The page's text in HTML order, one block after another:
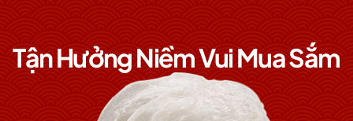
Tận Hưởng Niềm Vui Mua Sắm